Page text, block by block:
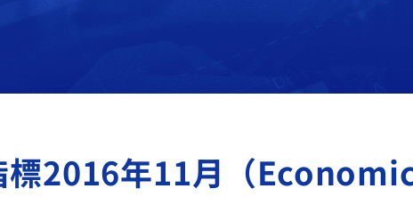
標2016年11月（